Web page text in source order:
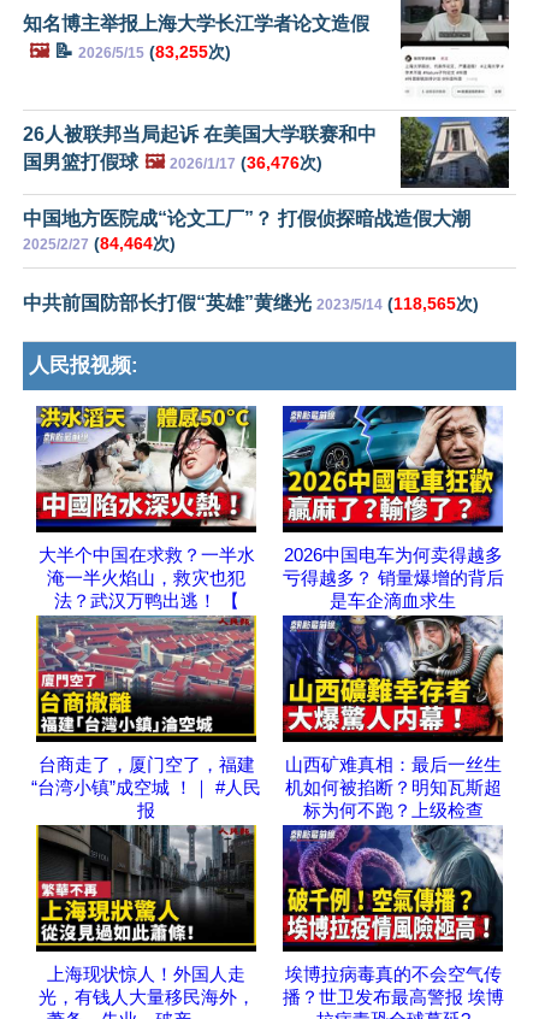
知名博主举报上海大学长江学者论文造假
🖼️📝 2026/5/15 (83,255次)
26人被联邦当局起诉 在美国大学联赛和中
国男篮打假球 🖼️ 2026/1/17 (36,476次)
中国地方医院成“论文工厂”？ 打假侦探暗战造假大潮
2025/2/27 (84,464次)
中共前国防部长打假“英雄”黄继光 2023/5/14 (118,565次)
人民报视频:
大半个中国在求救？一半水
淹一半火焰山，救灾也犯
法？武汉万鸭出逃！ 【
2026中国电车为何卖得越多
亏得越多？ 销量爆增的背后
是车企滴血求生
台商走了，厦门空了，福建
“台湾小镇”成空城 ！｜ #人民
报
山西矿难真相：最后一丝生
机如何被掐断？明知瓦斯超
标为何不跑？上级检查
上海现状惊人！外国人走
光，有钱人大量移民海外，
埃博拉病毒真的不会空气传
播？世卫发布最高警报 埃博